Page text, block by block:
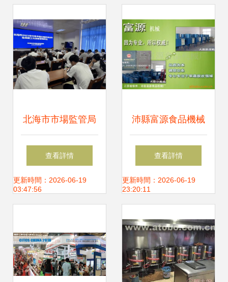
北海市市場監管局
周密部署2021年中
高考餐飲安全保障
查看詳情
更新時間：2026-06-19
03:47:56
沛縣富源食品機械
廠 食品飲料加工與
餐飲服務設備解決
查看詳情
更新時間：2026-06-19
23:20:11